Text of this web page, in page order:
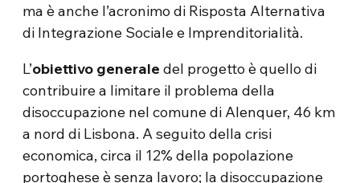
ma è anche l’acronimo di Risposta Alternativa
di Integrazione Sociale e Imprenditorialità.
L’obiettivo generaledel progetto è quello di
contribuire a limitare il problema della
disoccupazione nel comune di Alenquer, 46 km
a nord di Lisbona. A seguito della crisi
economica, circa il 12% della popolazione
portoghese è senza lavoro; la disoccupazione